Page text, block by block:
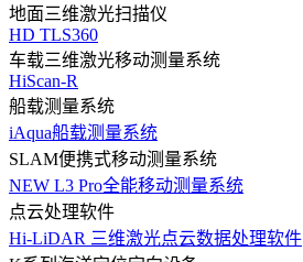
地面三维激光扫描仪
HD TLS360
车载三维激光移动测量系统
HiScan-R
船载测量系统
iAqua船载测量系统
SLAM便携式移动测量系统
NEW L3 Pro全能移动测量系统
点云处理软件
Hi-LiDAR 三维激光点云数据处理软件